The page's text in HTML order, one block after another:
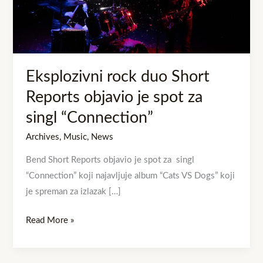
Eksplozivni rock duo Short
Reports objavio je spot za
singl “Connection”
Archives, Music, News
Bend Short Reports objavio je spot za singl
“Connection” koji najavljuje album “Cats VS Dogs” koji
je spreman za izlazak […]
objavio
spot
za
singl
“Connection”
Read More »